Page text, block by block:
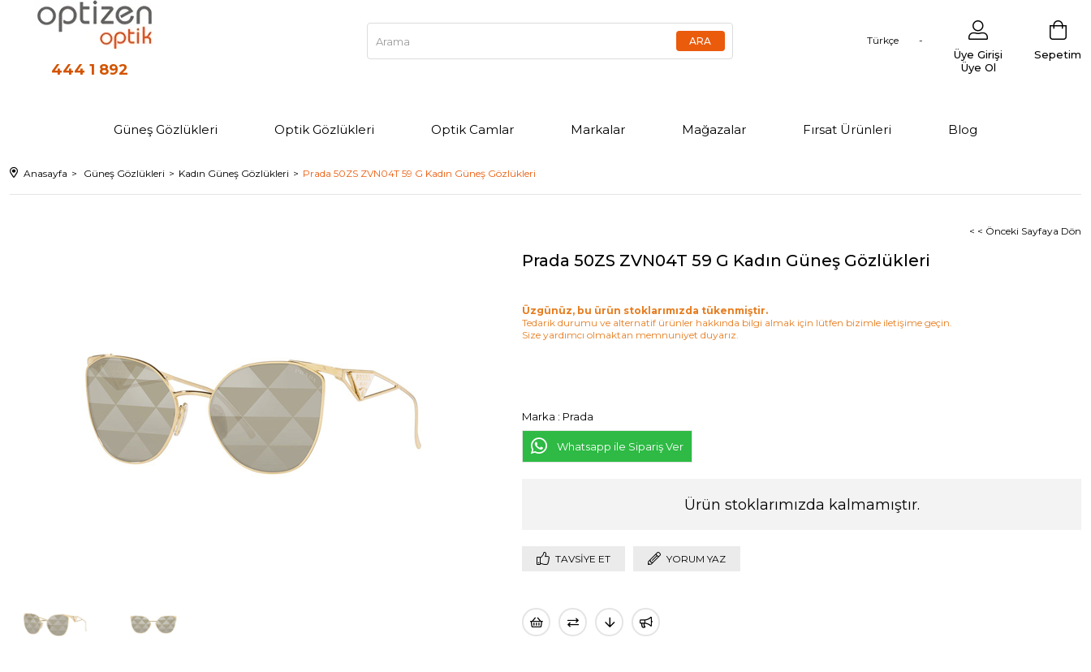
444 1 892
Türkçe
Sepetim
Üye Girişi
Üye Ol
Güneş Gözlükleri Optik Gözlükleri Optik Camlar Markalar Mağazalar Fırsat Ürünleri Blog
Anasayfa Güneş Gözlükleri Kadın Güneş Gözlükleri Prada 50ZS ZVN04T 59 G Kadın Güneş Gözlükleri
< < Önceki Sayfaya Dön
Prada 50ZS ZVN04T 59 G Kadın Güneş Gözlükleri
Üzgünüz, bu ürün stoklarımızda tükenmiştir.
Tedarik durumu ve alternatif ürünler hakkında bilgi almak için lütfen bizimle iletişime geçin.
Size yardımcı olmaktan memnuniyet duyarız.
Marka : Prada
Whatsapp ile Sipariş Ver
Ürün stoklarımızda kalmamıştır.
TAVSIYE ET YORUM YAZ